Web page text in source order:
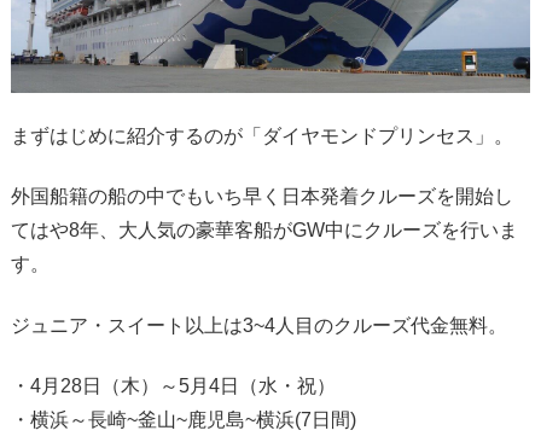
まずはじめに紹介するのが「ダイヤモンドプリンセス」。
外国船籍の船の中でもいち早く日本発着クルーズを開始し
てはや8年、大人気の豪華客船がGW中にクルーズを行いま
す。
ジュニア・スイート以上は3~4人目のクルーズ代金無料。
・4月28日（木）～5月4日（水・祝）
・横浜～長崎~釜山~鹿児島~横浜(7日間)